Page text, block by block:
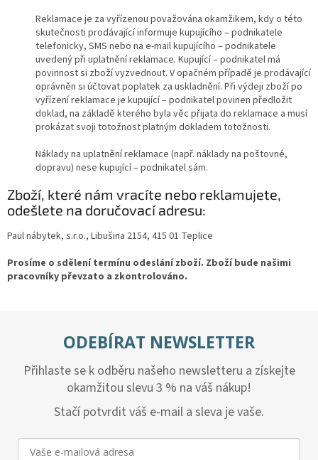
Reklamace je za vyřízenou považována okamžikem, kdy o této
skutečnosti prodávající informuje kupujícího – podnikatele
telefonicky, SMS nebo na e-mail kupujícího – podnikatele
uvedený při uplatnění reklamace. Kupující – podnikatel má
povinnost si zboží vyzvednout. V opačném případě je prodávající
oprávněn si účtovat poplatek za uskladnění. Při výdeji zboží po
vyřízení reklamace je kupující – podnikatel povinen předložit
doklad, na základě kterého byla věc přijata do reklamace a musí
prokázat svoji totožnost platným dokladem totožnosti.
Náklady na uplatnění reklamace (např. náklady na poštovné,
dopravu) nese kupující – podnikatel sám.
Zboží, které nám vracíte nebo reklamujete,
odešlete na doručovací adresu:
Paul nábytek, s.r.o., Libušina 2154, 415 01 Teplice
Prosíme o sdělení termínu odeslání zboží. Zboží bude našimi
pracovníky převzato a zkontrolováno.
ODEBÍRAT NEWSLETTER
Přihlaste se k odběru našeho newsletteru a získejte
okamžitou slevu 3 % na váš nákup!
Stačí potvrdit váš e-mail a sleva je vaše.